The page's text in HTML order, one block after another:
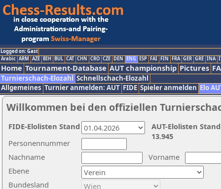
Logged on: Gast
Arabic ARM AZE BIH BUL CAT CHN CRO CZE DEN ENG ESP FAI FIN FRA GER GRE INA
Home Tournament-Database AUT championship Pictures
Turnierschach-Elozahl Schnellschach-Elozahl
Allgemeines Turnier anmelden: AUT FIDE Spieler anmelden Elo
Willkommen bei den offiziellen
Nachname
Vorname
Ebene
Personennummer
Bundesland
AUT-Elolisten
13.945
FIDE-Elolisten Stand